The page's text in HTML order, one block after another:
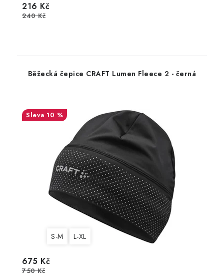
216 Kč
240 Kč
Běžecká čepice CRAFT Lumen Fleece 2 - černá
10 %
S-M L-XL
675 Kč
750 Kč